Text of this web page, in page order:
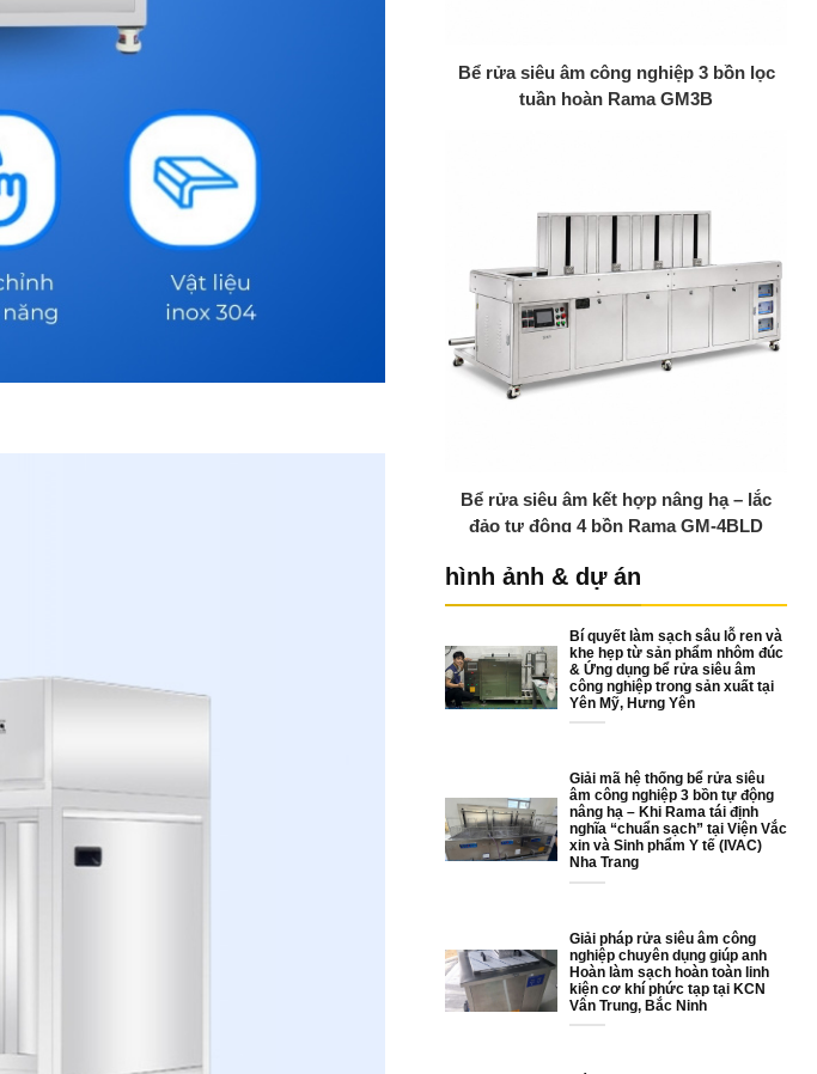
Bể rửa siêu âm công nghiệp 3 bồn lọc
tuần hoàn Rama GM3B
Bể rửa siêu âm kết hợp nâng hạ – lắc
đảo tự động 4 bồn Rama GM-4BLD
hình ảnh & dự án
Bí quyết làm sạch sâu lỗ ren và
khe hẹp từ sản phẩm nhôm đúc
& Ứng dụng bể rửa siêu âm
công nghiệp trong sản xuất tại
Yên Mỹ, Hưng Yên
Giải mã hệ thống bể rửa siêu
âm công nghiệp 3 bồn tự động
nâng hạ – Khi Rama tái định
nghĩa “chuẩn sạch” tại Viện Vắc
xin và Sinh phẩm Y tế (IVAC)
Nha Trang
Giải pháp rửa siêu âm công
nghiệp chuyên dụng giúp anh
Hoàn làm sạch hoàn toàn linh
kiện cơ khí phức tạp tại KCN
Vân Trung, Bắc Ninh